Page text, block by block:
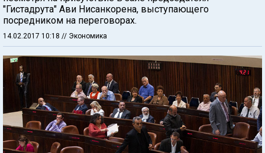
"Гистадрута" Ави Нисанкорена, выступающего
посредником на переговорах.
14.02.2017 10:18 // Экономика